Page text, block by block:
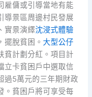
雇傭或引導當地有能
導景區周邊村民發展
實景演繹沈浸式體驗
擺脫貧困。大型公仔
貧計劃分紅。項目計
立卡貧困戶中選取信
過5萬元的三年期財政
。貧困戶將可享受每